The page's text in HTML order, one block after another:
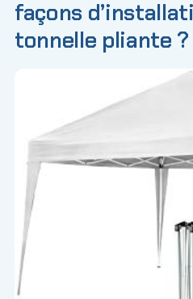
façons
tonnelle pliante ?